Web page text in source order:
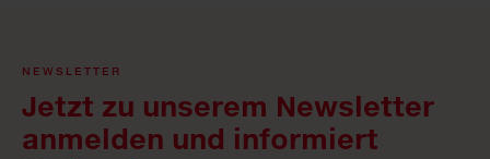
NEWSLETTER
Jetzt zu unserem Newsletter
anmelden und informiert